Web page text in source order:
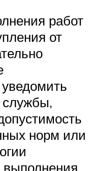
работ
от
службы,
норм или
выполнения